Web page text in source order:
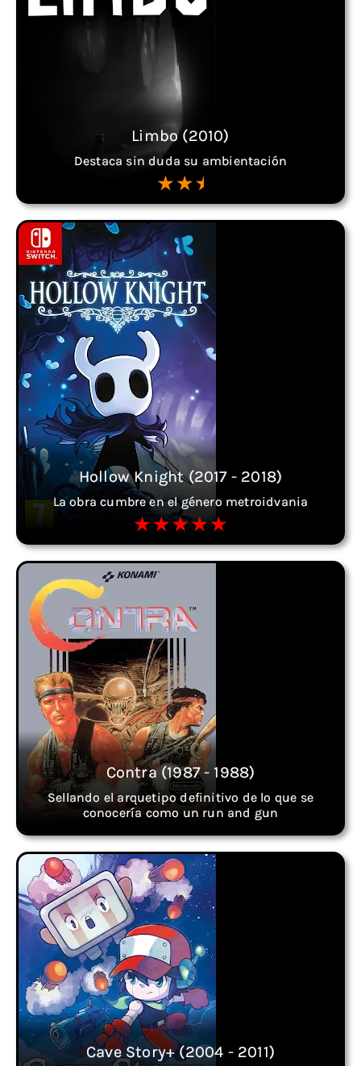
Limbo (2010)
Destaca sin duda su ambientación
Hollow Knight (2017 - 2018)
La obra cumbre en el género metroidvania
Contra (1987 - 1988)
Sellando el arquetipo definitivo de lo que se
conocería como un run and gun
Cave Story+ (2004 - 2011)